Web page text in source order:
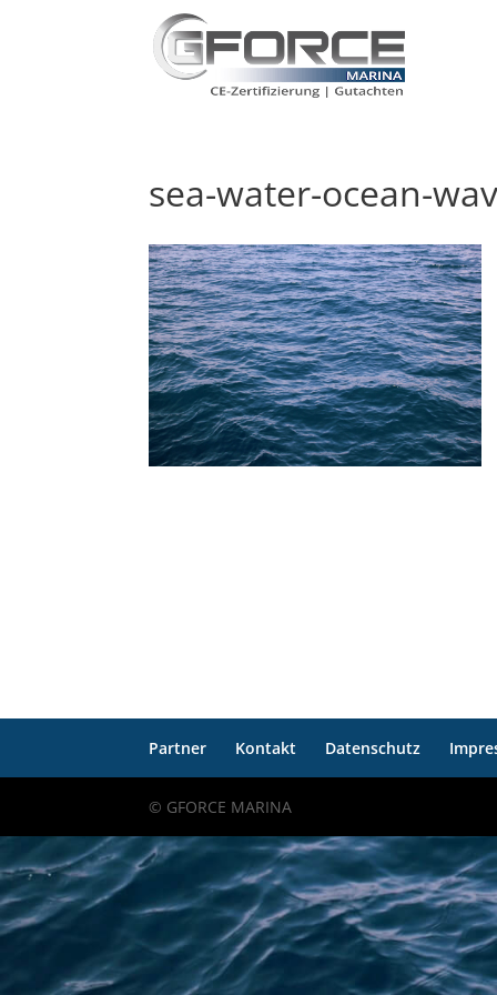
sea-water-ocean-
Partner Kontakt Datenschutz
© GFORCE MARINA